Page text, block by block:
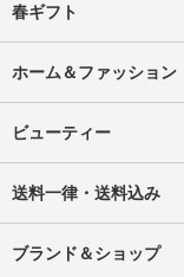
春ギフト
ホーム＆ファッション
ビューティー
送料一律・送料込み
ブランド＆ショップ